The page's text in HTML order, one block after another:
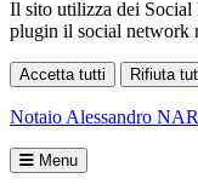
Il sito utilizza dei Social
plugin il social network
Accetta tutti Rifiuta
Notaio Alessandro
Menu